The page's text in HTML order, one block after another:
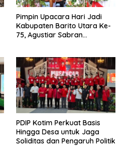
Pimpin Upacara Hari Jadi
Kabupaten Barito Utara Ke-
75, Agustiar Sabran
PDIP Kotim Perkuat Basis
Hingga Desa untuk Jaga
Soliditas dan Pengaruh Politik